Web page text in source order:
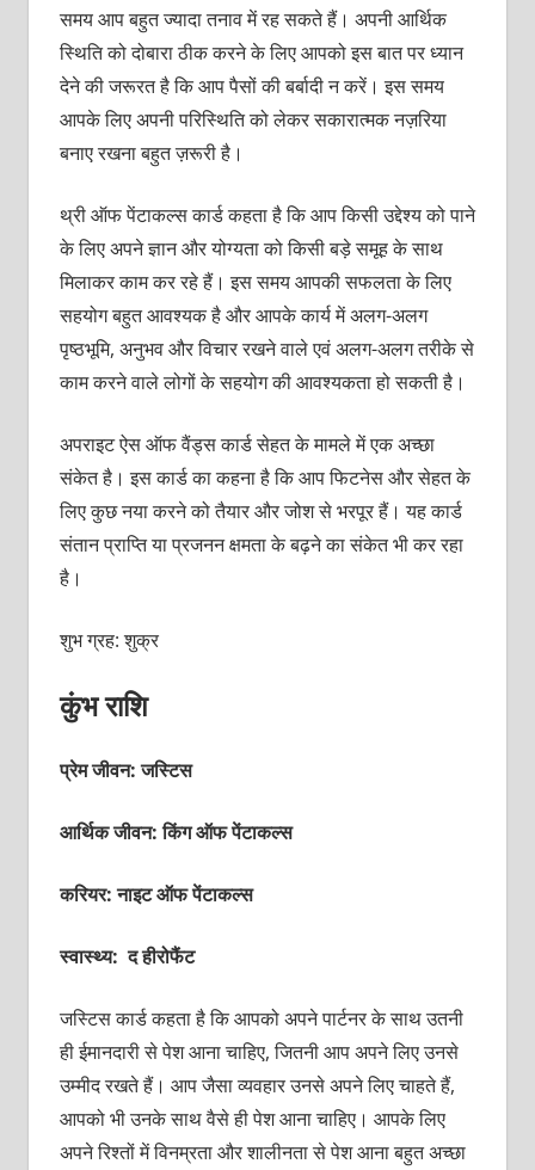
समय आप बहुत ज्‍यादा तनाव में रह सकते हैं। अपनी आर्थिक
स्थिति को दोबारा ठीक करने के लिए आपको इस बात पर ध्‍यान
देने की जरूरत है कि आप पैसों की बर्बादी न करें। इस समय
आपके लिए अपनी परिस्थिति को लेकर सकारात्‍मक नज़रिया
बनाए रखना बहुत ज़रूरी है।
थ्री ऑफ पेंटाकल्‍स कार्ड कहता है कि आप किसी उद्देश्‍य को पाने
के लिए अपने ज्ञान और योग्‍यता को किसी बड़े समूह के साथ
मिलाकर काम कर रहे हैं। इस समय आपकी सफलता के लिए
सहयोग बहुत आवश्‍यक है और आपके कार्य में अलग-अलग
पृ‍ष्‍ठभूमि, अनुभव और विचार रखने वाले एवं अलग-अलग तरीके से
काम करने वाले लोगों के सहयोग की आवश्‍यकता हो सकती है।
अपराइट ऐस ऑफ वैंड्स कार्ड सेहत के मामले में एक अच्‍छा
संकेत है। इस कार्ड का कहना है कि आप फिटनेस और सेहत के
लिए कुछ नया करने को तैयार और जोश से भरपूर हैं। यह कार्ड
संतान प्राप्ति या प्रजनन क्षमता के बढ़ने का संकेत भी कर रहा
है।
शुभ ग्रह: शुक्र
कुंभ राशि
प्रेम जीवन: जस्टिस
आर्थिक जीवन: किंग ऑफ पेंटाकल्‍स
करियर: नाइट ऑफ पेंटाकल्‍स
स्वास्थ्य: द हीरोफैंट
जस्टिस कार्ड कहता है कि आपको अपने पार्टनर के साथ उतनी
ही ईमानदारी से पेश आना चाहिए, जितनी आप अपने लिए उनसे
उम्‍मीद रखते हैं। आप जैसा व्‍यवहार उनसे अपने लिए चाहते हैं,
आपको भी उनके साथ वैसे ही पेश आना चाहिए। आपके लिए
अपने रिश्‍तों में विनम्रता और शालीनता से पेश आना बहुत अच्‍छा